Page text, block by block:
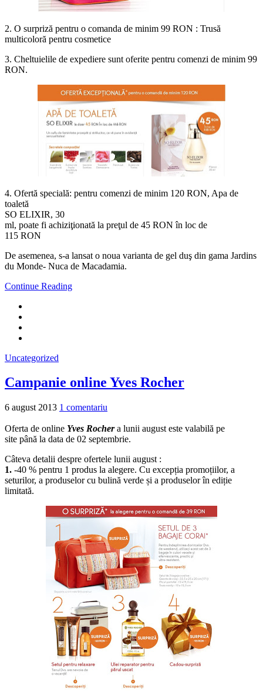
2. O surpriză pentru o comanda de minim 99 RON : Trusă
multicoloră pentru cosmetice
3. Cheltuielile de expediere sunt oferite pentru comenzi de minim 99
RON.
4. Ofertă specială: pentru comenzi de minim 120 RON, Apa de
toaletă
SO ELIXIR, 30
ml, poate fi achiziţionată la preţul de 45 RON în loc de
115 RON
De asemenea, s-a lansat o noua varianta de gel duş din gama Jardins
du Monde- Nuca de Macadamia.
Continue Reading
Uncategorized
Campanie online Yves Rocher
6 august 2013 1 comentariu
Oferta de online Yves Rochera lunii august este valabilă pe
site până la data de 02 septembrie.
Câteva detalii despre ofertele lunii august :
1. -40 % pentru 1 produs la alegere. Cu excepția promoțiilor, a
seturilor, a produselor cu bulină verde și a produselor în ediție
limitată.